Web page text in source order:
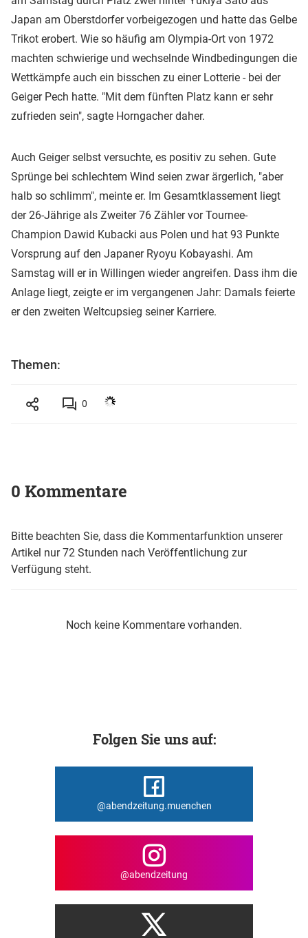
Japan am Oberstdorfer vorbeigezogen und hatte das Gelbe
Trikot erobert. Wie so häufig am Olympia-Ort von 1972
machten schwierige und wechselnde Windbedingungen die
Wettkämpfe auch ein bisschen zu einer Lotterie - bei der
Geiger Pech hatte. "Mit dem fünften Platz kann er sehr
zufrieden sein", sagte Horngacher daher.
Auch Geiger selbst versuchte, es positiv zu sehen. Gute
Sprünge bei schlechtem Wind seien zwar ärgerlich, "aber
halb so schlimm", meinte er. Im Gesamtklassement liegt
der 26-Jährige als Zweiter 76 Zähler vor Tournee-
Champion Dawid Kubacki aus Polen und hat 93 Punkte
Vorsprung auf den Japaner Ryoyu Kobayashi. Am
Samstag will er in Willingen wieder angreifen. Dass ihm die
Anlage liegt, zeigte er im vergangenen Jahr: Damals feierte
er den zweiten Weltcupsieg seiner Karriere.
Themen:
0
0 Kommentare
Bitte beachten Sie, dass die Kommentarfunktion unserer
Artikel nur 72 Stunden nach Veröffentlichung zur
Verfügung steht.
Noch keine Kommentare vorhanden.
Folgen Sie uns auf:
@abendzeitung.muenchen
@abendzeitung